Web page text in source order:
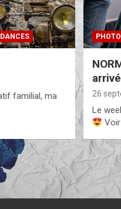
familial, ma
arrivé
26
Le